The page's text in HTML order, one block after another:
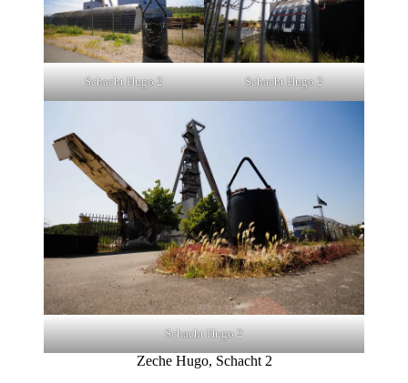
Schacht Hugo 2 Schacht Hugo 2
Schacht Hugo 2
Zeche Hugo, Schacht 2